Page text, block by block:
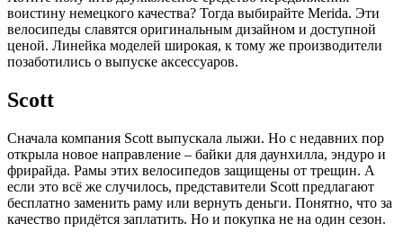
воистину немецкого качества? Тогда выбирайте Merida. Эти
велосипеды славятся оригинальным дизайном и доступной
ценой. Линейка моделей широкая, к тому же производители
позаботились о выпуске аксессуаров.
Scott
Сначала компания Scott выпускала лыжи. Но с недавних пор
открыла новое направление – байки для даунхилла, эндуро и
фрирайда. Рамы этих велосипедов защищены от трещин. А
если это всё же случилось, представители Scott предлагают
бесплатно заменить раму или вернуть деньги. Понятно, что за
качество придётся заплатить. Но и покупка не на один сезон.